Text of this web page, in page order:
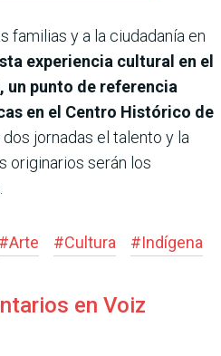
familias y a la ciudadanía en
experiencia cultural en el
un punto de referencia
en el Centro Histórico de
jornadas el talento y la
originarios serán los
#Arte #Cultura #Indígena
en Voiz